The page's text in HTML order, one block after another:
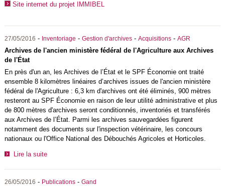
Site internet du projet IMMIBEL
27/05/2016 - Inventoriage - Gestion d'archives- Acquisitions- AGR
Archives de l'ancien ministère fédéral de l'Agriculture aux Archives
de l'État
En près d'un an, les Archives de l’État et le SPF Économie ont traité
ensemble 8 kilomètres linéaires d’archives issues de l'ancien ministère
fédéral de l'Agriculture : 6,3 km d'archives ont été éliminés, 900 mètres
resteront au SPF Économie en raison de leur utilité administrative et plus
de 800 mètres d'archives seront conditionnés, inventoriés et transférés
aux Archives de l’État. Parmi les archives sauvegardées figurent
notamment des documents sur l'inspection vétérinaire, les concours
nationaux ou l'Office National des Débouchés Agricoles et Horticoles.
Lire la suite
26/05/2016 - Publications- Gand